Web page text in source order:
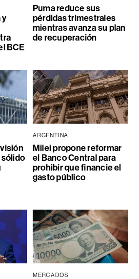
y
BCE
Puma reduce sus
pérdidas trimestrales
mientras avanza su plan
de recuperación
sólido
ARGENTINA
Milei propone reformar
el Banco Central para
prohibir que financie el
gasto público
MERCADOS